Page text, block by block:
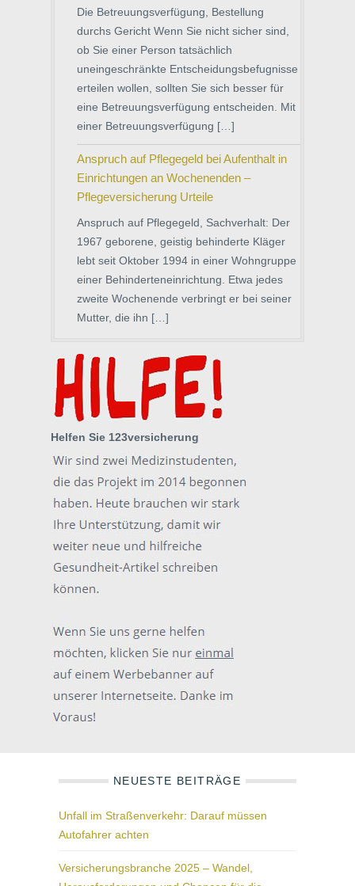
Die Betreuungsverfügung, Bestellung
durchs Gericht Wenn Sie nicht sicher sind,
ob Sie einer Person tatsächlich
uneingeschränkte Entscheidungsbefugnisse
erteilen wollen, sollten Sie sich besser für
eine Betreuungsverfügung entscheiden. Mit
einer Betreuungsverfügung […]
Anspruch auf Pflegegeld bei Aufenthalt in
Einrichtungen an Wochenenden –
Pflegeversicherung Urteile
Anspruch auf Pflegegeld, Sachverhalt: Der
1967 geborene, geistig behinderte Kläger
lebt seit Oktober 1994 in einer Wohngruppe
einer Behinderteneinrichtung. Etwa jedes
zweite Wochenende verbringt er bei seiner
Mutter, die ihn […]
Helfen Sie 123versicherung
NEUESTE BEITRÄGE
Unfall im Straßenverkehr: Darauf müssen
Autofahrer achten
Versicherungsbranche 2025 – Wandel,